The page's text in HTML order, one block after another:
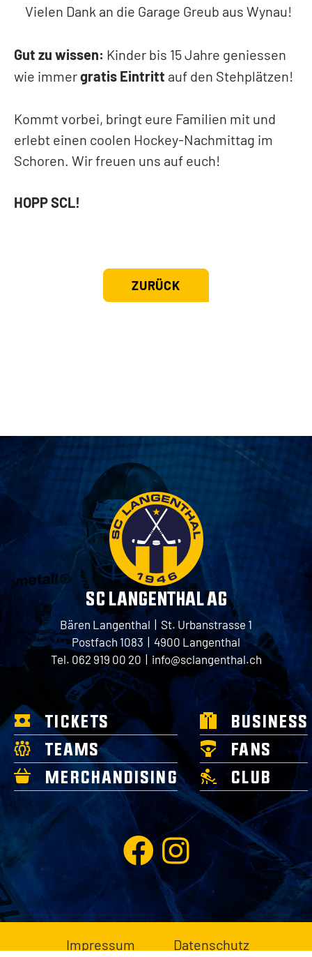
Vielen Dank an die Garage Greub aus Wynau!
Gut zu wissen: Kinder bis 15 Jahre geniessen
wie immergratis Eintritt auf den Stehplätzen!
Kommt vorbei, bringt eure Familien mit und
erlebt einen coolen Hockey-Nachmittag im
Schoren. Wir freuen uns auf euch!
HOPP SCL!
ZURÜCK
SC LANGENTHAL AG
Bären Langenthal | St. Urbanstrasse 1
Postfach 1083 | 4900 Langenthal
Tel. 062 919 00 20 |info@sclangenthal.ch
TICKETS
TEAMS
MERCHANDISING
BUSINESS
FANS
CLUB
Impressum Datenschutz